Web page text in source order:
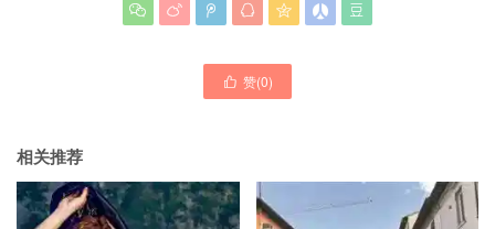
      
 赞(0)
相关推荐